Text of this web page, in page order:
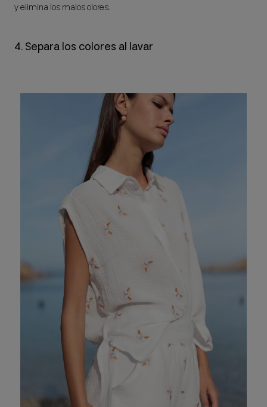
y elimina los malos olores.
4. Separa los colores al lavar